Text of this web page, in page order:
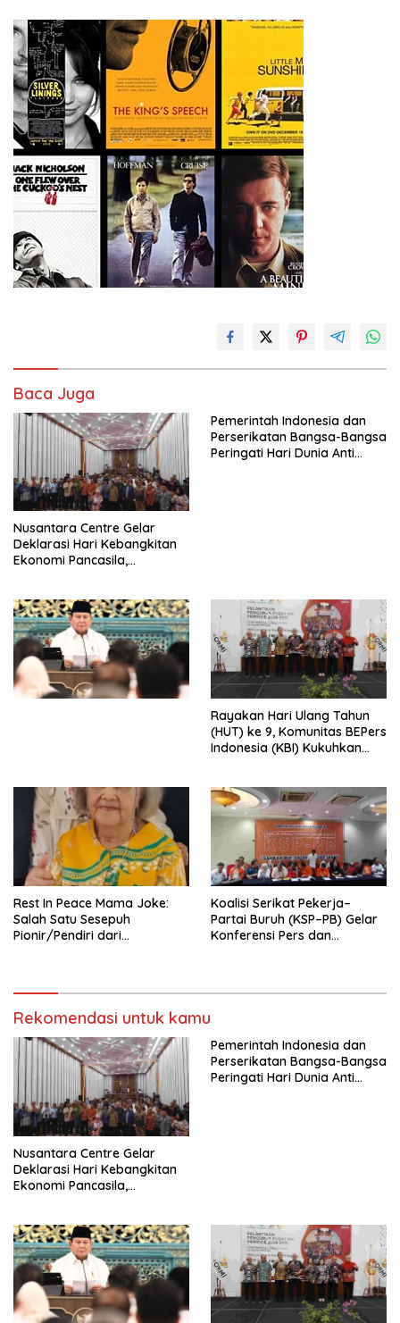
Baca Juga
Nusantara Centre Gelar
Deklarasi Hari Kebangkitan
Ekonomi Pancasila,
Penjajahan (Pergolakan
Ekonomi Politik Indonesia) &
Simposium Nasional “Urgensi
Undang-Undang
Perekonomian Nasional dan
Kesejahteraan Sosial dalam
Pemerintah Indonesia dan
Perserikatan Bangsa-Bangsa
Peringati Hari Dunia Anti
Rayakan Hari Ulang Tahun
(HUT) ke 9, Komunitas BEPers
Indonesia (KBI) Kukuhkan
Tema: “Penguatan dan
Pengembangan Organisasi
KBI yang Berbasis Riset di
seluruh Indonesia dan
Mancanegara”.
Rest In Peace Mama Joke:
Salah Satu Sesepuh
Pionir/Pendiri dari
Kasih Allah.
Koalisi Serikat Pekerja–
Partai Buruh (KSP–PB) Gelar
Konferensi Pers dan
RUU Ketenagakerjaan Baru.
Rekomendasi untuk kamu
Nusantara Centre Gelar
Deklarasi Hari Kebangkitan
Ekonomi Pancasila,
Penjajahan (Pergolakan
Ekonomi Politik Indonesia) &
Simposium Nasional “Urgensi
Undang-Undang
Perekonomian Nasional dan
Kesejahteraan Sosial dalam
Pemerintah Indonesia dan
Perserikatan Bangsa-Bangsa
Peringati Hari Dunia Anti